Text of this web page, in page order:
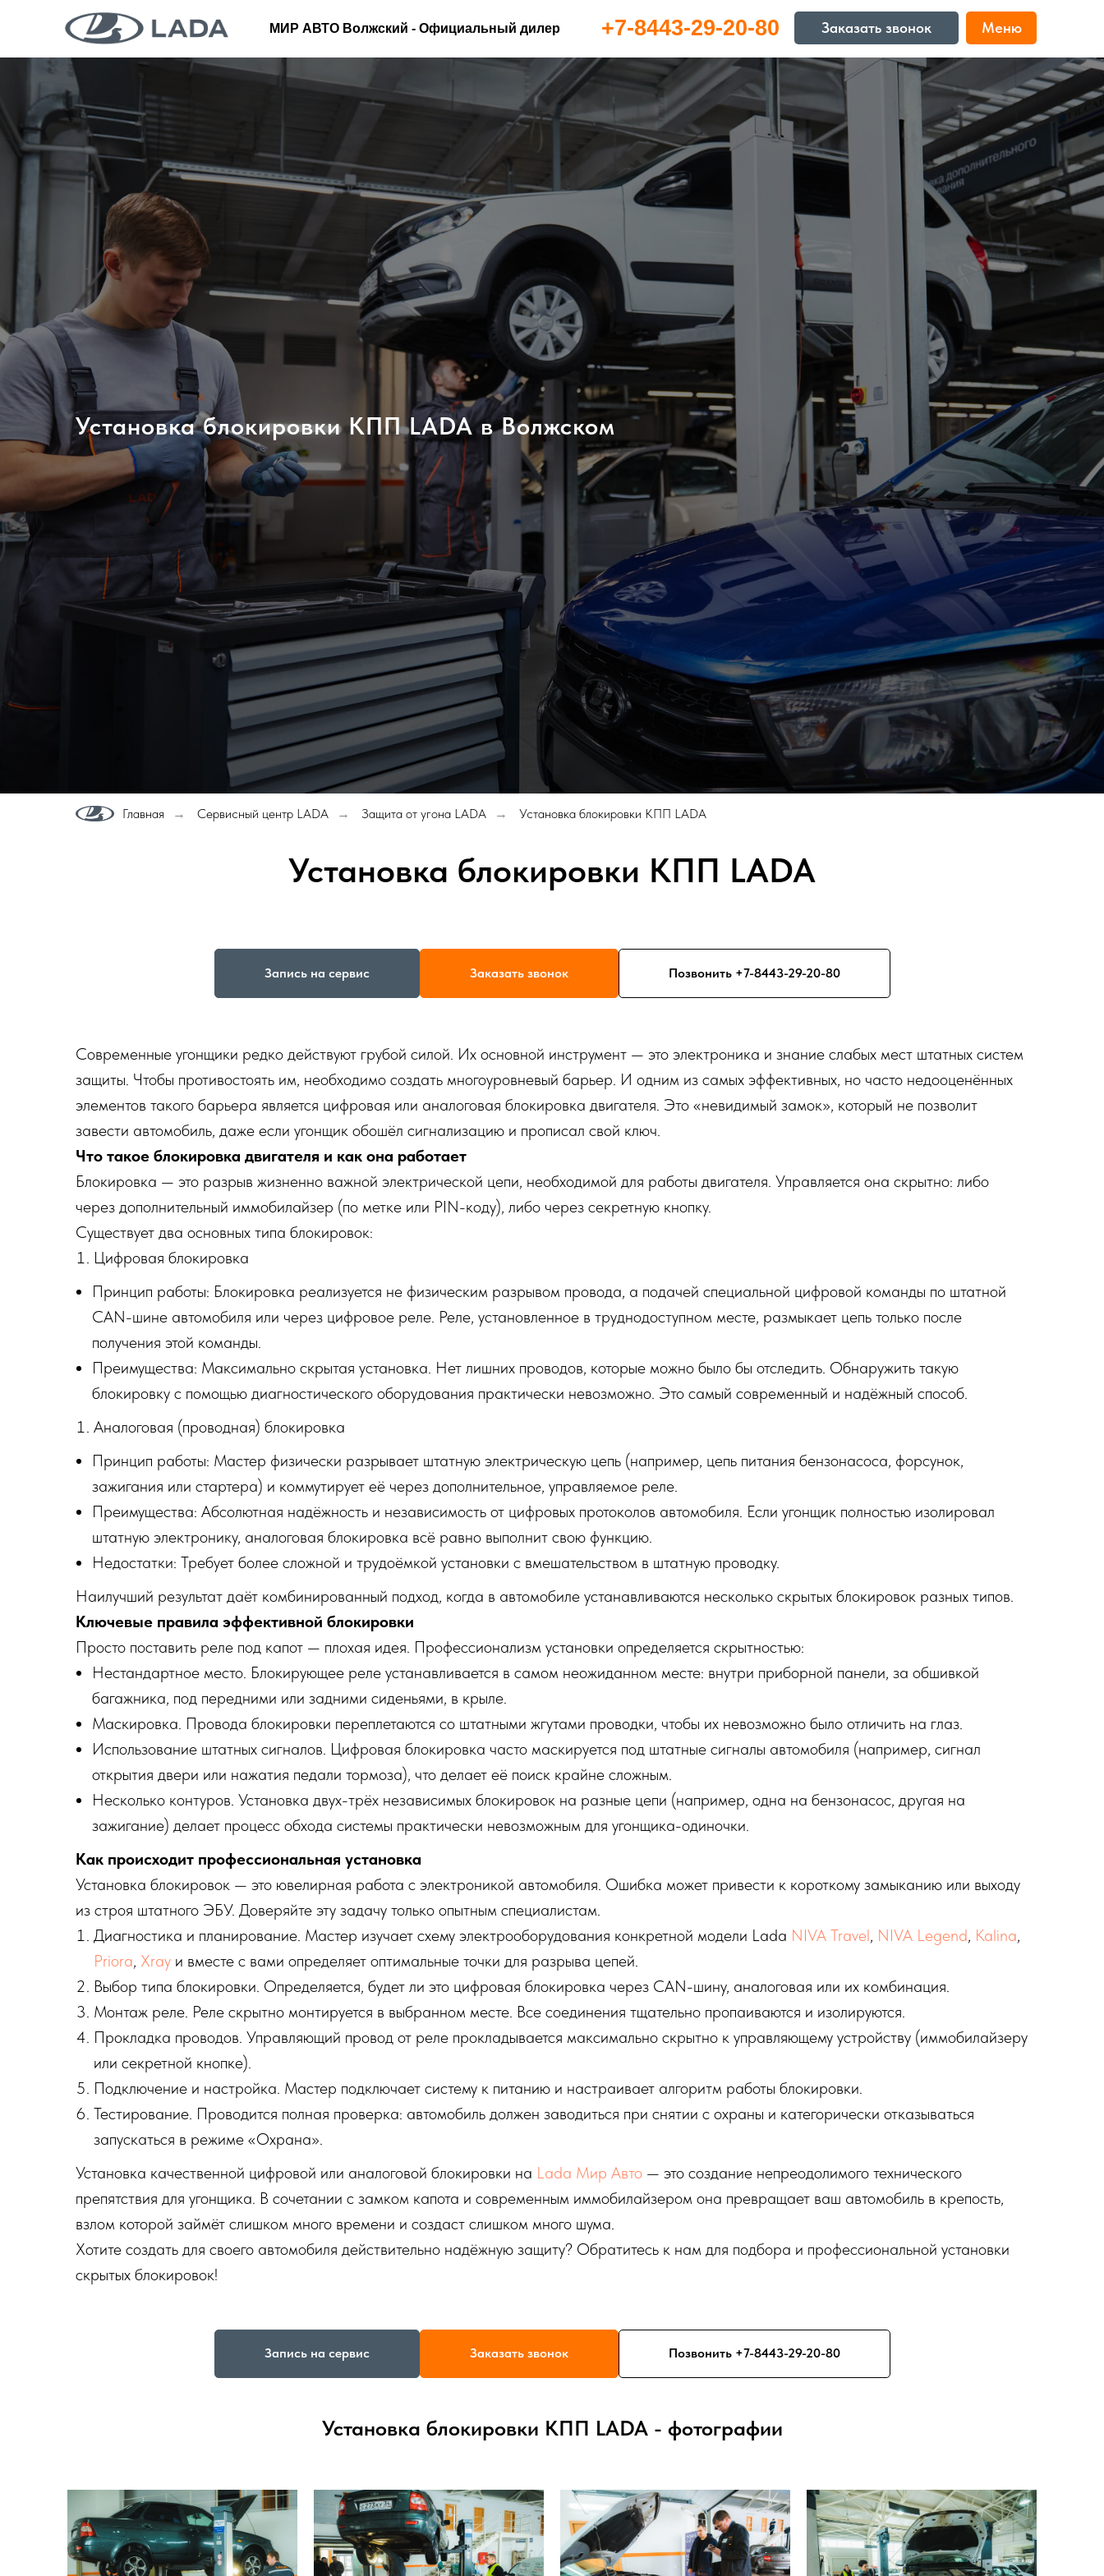
МИР АВТО Волжский - Официальный дилер +7-8443-29-20-80 Заказать звонок Меню
Установка блокировки КПП LADA в Волжском
Главная → Сервисный центр LADA → Защита от угона LADA → Установка блокировки КПП LADA
Установка блокировки КПП LADA
Запись на сервис Заказать звонок Позвонить +7-8443-29-20-80
Современные угонщики редко действуют грубой силой. Их основной инструмент — это электроника и знание слабых мест штатных систем
защиты. Чтобы противостоять им, необходимо создать многоуровневый барьер. И одним из самых эффективных, но часто недооценённых
элементов такого барьера является цифровая или аналоговая блокировка двигателя. Это «невидимый замок», который не позволит
завести автомобиль, даже если угонщик обошёл сигнализацию и прописал свой ключ.
Что такое блокировка двигателя и как она работает
Блокировка — это разрыв жизненно важной электрической цепи, необходимой для работы двигателя. Управляется она скрытно: либо
через дополнительный иммобилайзер (по метке или PIN-коду), либо через секретную кнопку.
Существует два основных типа блокировок:
Цифровая блокировка
Принцип работы: Блокировка реализуется не физическим разрывом провода, а подачей специальной цифровой команды по штатной
CAN-шине автомобиля или через цифровое реле. Реле, установленное в труднодоступном месте, размыкает цепь только после
получения этой команды.
Преимущества: Максимально скрытая установка. Нет лишних проводов, которые можно было бы отследить. Обнаружить такую
блокировку с помощью диагностического оборудования практически невозможно. Это самый современный и надёжный способ.
Аналоговая (проводная) блокировка
Принцип работы: Мастер физически разрывает штатную электрическую цепь (например, цепь питания бензонасоса, форсунок,
зажигания или стартера) и коммутирует её через дополнительное, управляемое реле.
Преимущества: Абсолютная надёжность и независимость от цифровых протоколов автомобиля. Если угонщик полностью изолировал
штатную электронику, аналоговая блокировка всё равно выполнит свою функцию.
Недостатки: Требует более сложной и трудоёмкой установки с вмешательством в штатную проводку.
Наилучший результат даёт комбинированный подход, когда в автомобиле устанавливаются несколько скрытых блокировок разных типов.
Ключевые правила эффективной блокировки
Просто поставить реле под капот — плохая идея. Профессионализм установки определяется скрытностью:
Нестандартное место. Блокирующее реле устанавливается в самом неожиданном месте: внутри приборной панели, за обшивкой
багажника, под передними или задними сиденьями, в крыле.
Маскировка. Провода блокировки переплетаются со штатными жгутами проводки, чтобы их невозможно было отличить на глаз.
Использование штатных сигналов. Цифровая блокировка часто маскируется под штатные сигналы автомобиля (например, сигнал
открытия двери или нажатия педали тормоза), что делает её поиск крайне сложным.
Несколько контуров. Установка двух-трёх независимых блокировок на разные цепи (например, одна на бензонасос, другая на
зажигание) делает процесс обхода системы практически невозможным для угонщика-одиночки.
Как происходит профессиональная установка
Установка блокировок — это ювелирная работа с электроникой автомобиля. Ошибка может привести к короткому замыканию или выходу
из строя штатного ЭБУ. Доверяйте эту задачу только опытным специалистам.
Диагностика и планирование. Мастер изучает схему электрооборудования конкретной модели Lada NIVA Travel, NIVA Legend, Kalina,
Priora, Xray и вместе с вами определяет оптимальные точки для разрыва цепей.
Выбор типа блокировки. Определяется, будет ли это цифровая блокировка через CAN-шину, аналоговая или их комбинация.
Монтаж реле. Реле скрытно монтируется в выбранном месте. Все соединения тщательно пропаиваются и изолируются.
Прокладка проводов. Управляющий провод от реле прокладывается максимально скрытно к управляющему устройству (иммобилайзеру
или секретной кнопке).
Подключение и настройка. Мастер подключает систему к питанию и настраивает алгоритм работы блокировки.
Тестирование. Проводится полная проверка: автомобиль должен заводиться при снятии с охраны и категорически отказываться
запускаться в режиме «Охрана».
Установка качественной цифровой или аналоговой блокировки на Lada Мир Авто — это создание непреодолимого технического
препятствия для угонщика. В сочетании с замком капота и современным иммобилайзером она превращает ваш автомобиль в крепость,
взлом которой займёт слишком много времени и создаст слишком много шума.
Хотите создать для своего автомобиля действительно надёжную защиту? Обратитесь к нам для подбора и профессиональной установки
скрытых блокировок!
Запись на сервис Заказать звонок Позвонить +7-8443-29-20-80
Установка блокировки КПП LADA - фотографии